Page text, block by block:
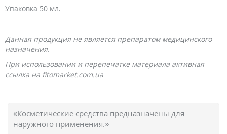
Упаковка 50 мл.
Данная продукция не является препаратом медицинского
назначения.
При использовании и перепечатке материала активная
ссылка на fitomarket.com.ua
«Косметические средства предназначены для
наружного применения.»